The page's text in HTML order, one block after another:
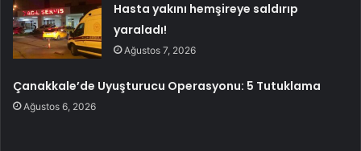
Hasta yakını hemşireye saldırıp
yaraladı!
Ağustos 7, 2026
Çanakkale’de Uyuşturucu Operasyonu: 5 Tutuklama
Ağustos 6, 2026